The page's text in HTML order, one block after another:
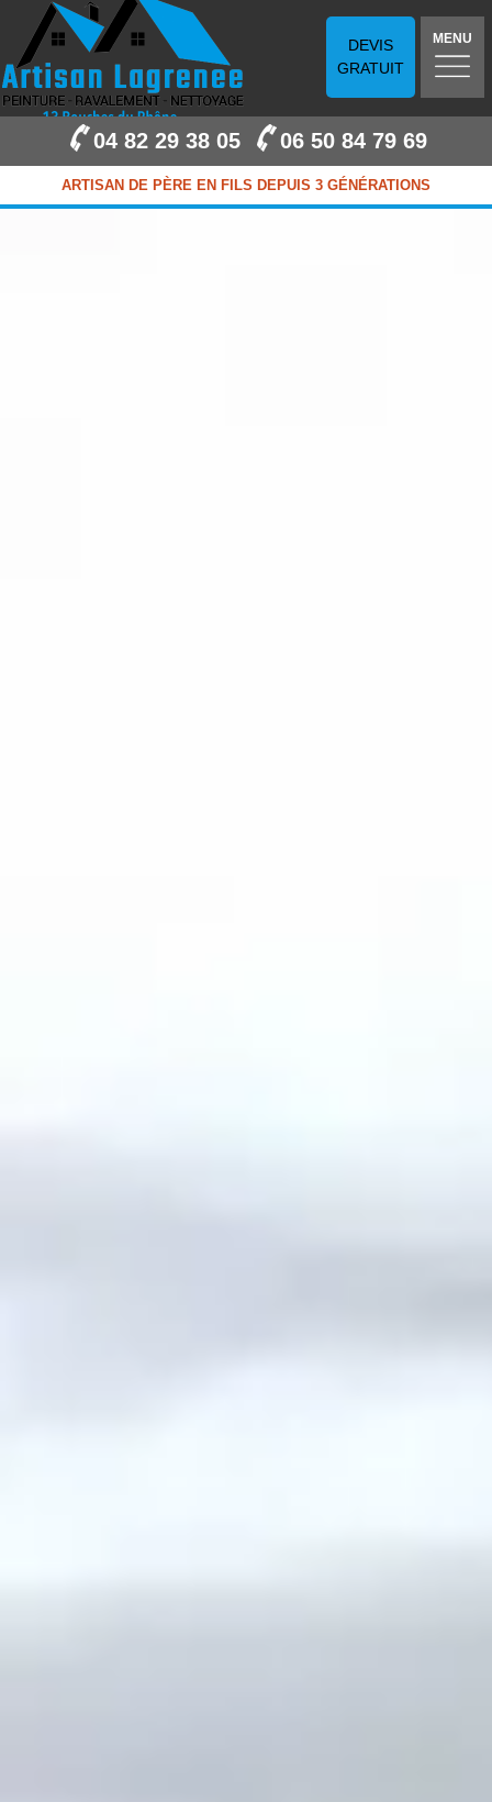
DEVIS
GRATUIT
MENU
04 82 29 38 05 06 50 84 79 69
ARTISAN DE PÈRE EN FILS DEPUIS 3 GÉNÉRATIONS